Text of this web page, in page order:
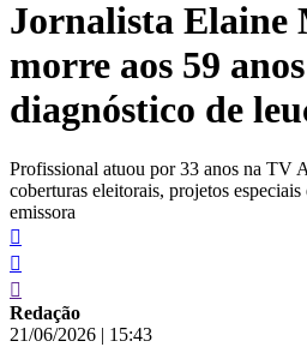
conteúdo
Jornalista Elaine
morre aos 59
diagnóstico de
Profissional atuou por 33 anos na TV
coberturas eleitorais, projetos
emissora
Redação
21/06/2026 | 15:43